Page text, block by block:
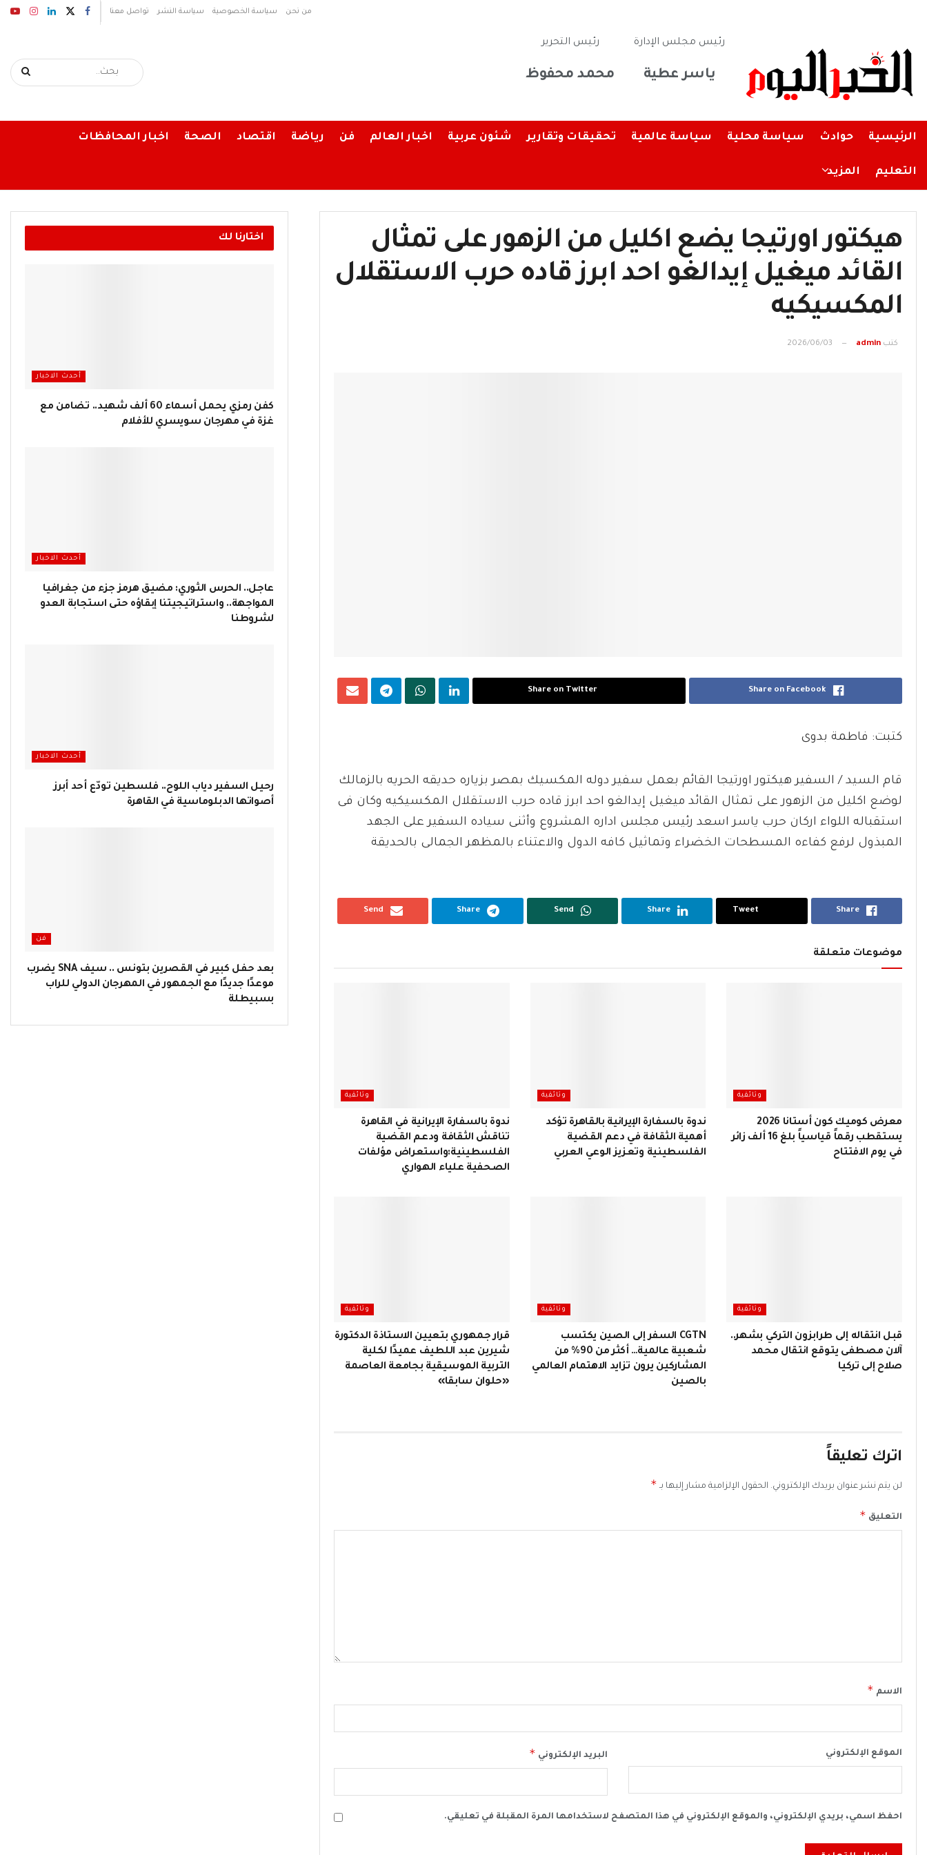
من نحن سياسة الخصوصية سياسة النشر تواصل معنا
رئيس مجلس الإدارة
ياسر عطية
رئيس التحرير
محمد محفوظ
الرئيسية حوادث سياسة محلية سياسة عالمية تحقيقات وتقارير شئون عربية اخبار العالم فن رياضة اقتصاد الصحة اخبار المحافظات
التعليم المزيد
هيكتور اورتيجا يضع اكليل من الزهور على تمثال
القائد ميغيل إيدالغو احد ابرز قاده حرب الاستقلال
المكسيكيه
كتب admin
2026/06/03
Share on Facebook
Share on Twitter
كتبت: فاطمة بدوى
قام السيد / السفير هيكتور اورتيجا القائم بعمل سفير دوله المكسيك بمصر بزياره حديقه الحريه بالزمالك
لوضع اكليل من الزهور على تمثال القائد ميغيل إيدالغو احد ابرز قاده حرب الاستقلال المكسيكيه وكان فى
استقباله اللواء اركان حرب ياسر اسعد رئيس مجلس اداره المشروع وأثنى سياده السفير على الجهد
المبذول لرفع كفاءه المسطحات الخضراء وتماثيل كافه الدول والاعتناء بالمظهر الجمالى بالحديقة
Share
Tweet
Share
Send
Share
Send
موضوعات متعلقة
وثائقية
معرض كوميك كون أستانا 2026
يستقطب رقماً قياسياً بلغ 16 ألف زائر
في يوم الافتتاح
وثائقية
ندوة بالسفارة الإيرانية بالقاهرة تؤكد
أهمية الثقافة في دعم القضية
الفلسطينية وتعزيز الوعي العربي
وثائقية
ندوة بالسفارة الإيرانية في القاهرة
تناقش الثقافة ودعم القضية
الفلسطينية:واستعراض مؤلفات
الصحفية علياء الهواري
وثائقية
قبل انتقاله إلى طرابزون التركي بشهر..
آلان مصطفى يتوقع انتقال محمد
صلاح إلى تركيا
وثائقية
CGTN السفر إلى الصين يكتسب
شعبية عالمية… أكثر من 90% من
المشاركين يرون تزايد الاهتمام العالمي
بالصين
وثائقية
قرار جمهوري بتعيين الاستاذة الدكتورة
شيرين عبد اللطيف عميدًا لكلية
التربية الموسيقية بجامعة العاصمة
«حلوان سابقا»
اترك تعليقاً
لن يتم نشر عنوان بريدك الإلكتروني. الحقول الإلزامية مشار إليها بـ *
التعليق *
الاسم *
البريد الإلكتروني * الموقع الإلكتروني
احفظ اسمي، بريدي الإلكتروني، والموقع الإلكتروني في هذا المتصفح لاستخدامها المرة المقبلة في تعليقي.
اختارنا لك
أحدث الاخبار
كفن رمزي يحمل أسماء 60 ألف شهيد.. تضامن مع
غزة في مهرجان سويسري للأفلام
أحدث الاخبار
عاجل.. الحرس الثوري: مضيق هرمز جزء من جغرافيا
المواجهة.. واستراتيجيتنا إبقاؤه حتى استجابة العدو
لشروطنا
أحدث الاخبار
رحيل السفير دياب اللوح.. فلسطين تودّع أحد أبرز
أصواتها الدبلوماسية في القاهرة
فن
بعد حفل كبير في القصرين بتونس .. سيف SNA يضرب
موعدًا جديدًا مع الجمهور في المهرجان الدولي للراب
بسبيطلة